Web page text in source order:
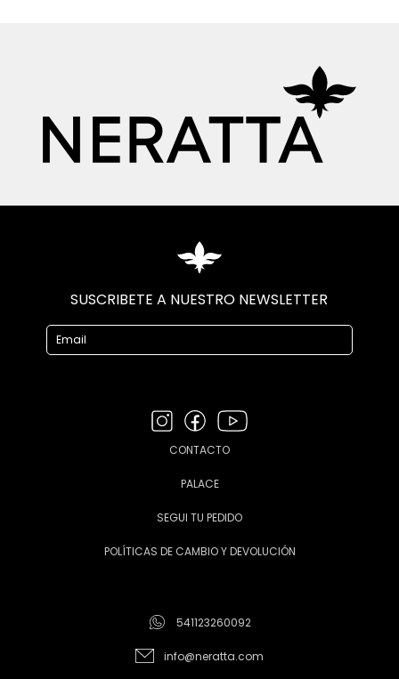
SUSCRIBETE A NUESTRO NEWSLETTER
CONTACTO
PALACE
SEGUI TU PEDIDO
POLÍTICAS DE CAMBIO Y DEVOLUCIÓN
541123260092
info@neratta.com